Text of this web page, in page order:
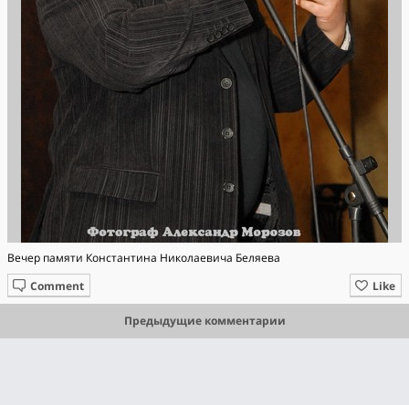
Вечер памяти Константина Николаевича Беляева
Like
Comment
Предыдущие комментарии